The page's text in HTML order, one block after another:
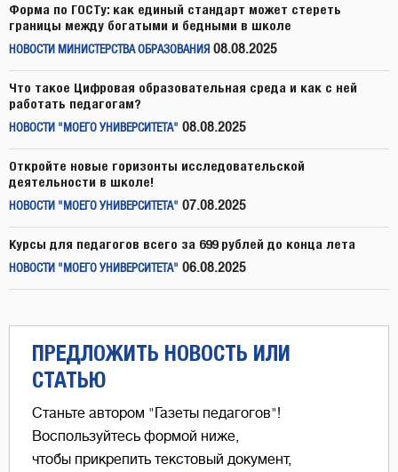
Форма по ГОСТу: как единый стандарт может стереть
границы между богатыми и бедными в школе
НОВОСТИ МИНИСТЕРСТВА ОБРАЗОВАНИЯ 08.08.2025
Что такое Цифровая образовательная среда и как с ней
работать педагогам?
НОВОСТИ "МОЕГО УНИВЕРСИТЕТА" 08.08.2025
Откройте новые горизонты исследовательской
деятельности в школе!
НОВОСТИ "МОЕГО УНИВЕРСИТЕТА" 07.08.2025
Курсы для педагогов всего за 699 рублей до конца лета
НОВОСТИ "МОЕГО УНИВЕРСИТЕТА" 06.08.2025
ПРЕДЛОЖИТЬ НОВОСТЬ ИЛИ
СТАТЬЮ
Станьте автором "Газеты педагогов"!
Воспользуйтесь формой ниже,
чтобы прикрепить текстовый документ,